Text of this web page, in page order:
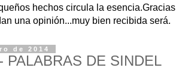
hechos circula la esencia.Gracias
una opinión...muy bien recibida será.
de 2014
PALABRAS DE SINDEL